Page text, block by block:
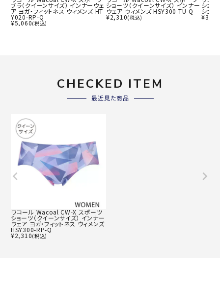
ブラ（クイーンサイズ） インナーウェ
ア ヨガ・フィットネス ウィメンズ HT
Y020-RP-Q
¥5,060(税込)
ショーツ（クイーンサイズ） インナー
ウェア ウィメンズ HSY300-TU-Q
¥2,310(税込)
ショー
ショ
¥
CHECKED ITEM
最近見た商品
ワコール Wacoal CW-X スポーツ
ショーツ（クイーンサイズ） インナー
ウェア ヨガ・フィットネス ウィメンズ
HSY300-RP-Q
¥2,310(税込)